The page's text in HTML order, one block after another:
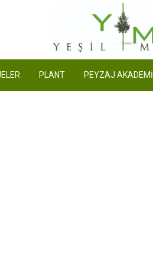
Yeşil Mimar
PLANT PEYZAJ AKADEMİ